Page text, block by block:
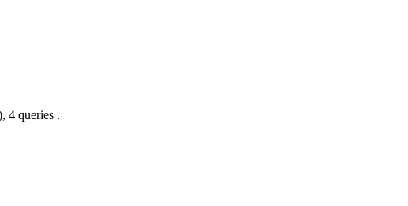
4 queries .